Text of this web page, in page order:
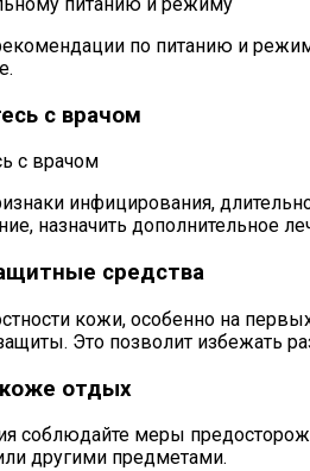
по питанию и
с врачом
инфицирования,
назначить
средства
кожи, особенно на
Это позволит избежать
отдых
соблюдайте меры
другими предметами.